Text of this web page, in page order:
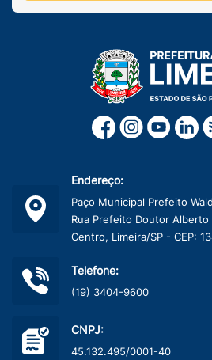
Endereço:
Paço Municipal Prefeito
Rua Prefeito Doutor Alberto
Centro, Limeira/SP - CEP:
Telefone:
(19) 3404-9600
CNPJ:
45.132.495/0001-40